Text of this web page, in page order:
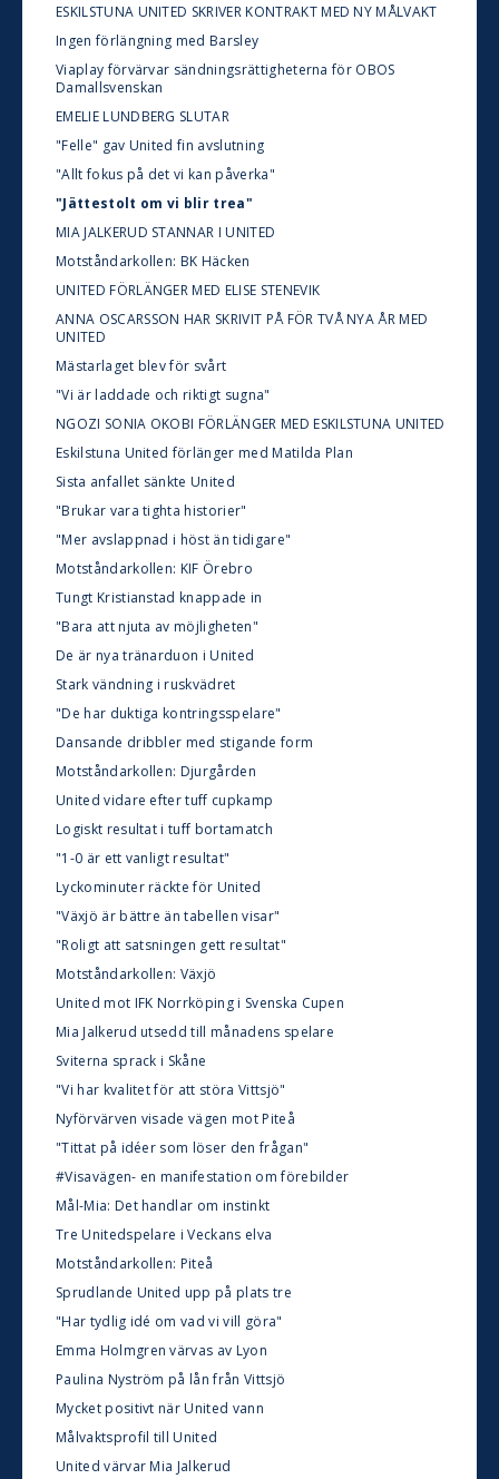
ESKILSTUNA UNITED SKRIVER KONTRAKT MED NY MÅLVAKT
Ingen förlängning med Barsley
Viaplay förvärvar sändningsrättigheterna för OBOS
Damallsvenskan
EMELIE LUNDBERG SLUTAR
"Felle" gav United fin avslutning
"Allt fokus på det vi kan påverka"
"Jättestolt om vi blir trea"
MIA JALKERUD STANNAR I UNITED
Motståndarkollen: BK Häcken
UNITED FÖRLÄNGER MED ELISE STENEVIK
ANNA OSCARSSON HAR SKRIVIT PÅ FÖR TVÅ NYA ÅR MED
UNITED
Mästarlaget blev för svårt
"Vi är laddade och riktigt sugna"
NGOZI SONIA OKOBI FÖRLÄNGER MED ESKILSTUNA UNITED
Eskilstuna United förlänger med Matilda Plan
Sista anfallet sänkte United
"Brukar vara tighta historier"
"Mer avslappnad i höst än tidigare"
Motståndarkollen: KIF Örebro
Tungt Kristianstad knappade in
"Bara att njuta av möjligheten"
De är nya tränarduon i United
Stark vändning i ruskvädret
"De har duktiga kontringsspelare"
Dansande dribbler med stigande form
Motståndarkollen: Djurgården
United vidare efter tuff cupkamp
Logiskt resultat i tuff bortamatch
"1-0 är ett vanligt resultat"
Lyckominuter räckte för United
"Växjö är bättre än tabellen visar"
"Roligt att satsningen gett resultat"
Motståndarkollen: Växjö
United mot IFK Norrköping i Svenska Cupen
Mia Jalkerud utsedd till månadens spelare
Sviterna sprack i Skåne
"Vi har kvalitet för att störa Vittsjö"
Nyförvärven visade vägen mot Piteå
"Tittat på idéer som löser den frågan"
#Visavägen- en manifestation om förebilder
Mål-Mia: Det handlar om instinkt
Tre Unitedspelare i Veckans elva
Motståndarkollen: Piteå
Sprudlande United upp på plats tre
"Har tydlig idé om vad vi vill göra"
Emma Holmgren värvas av Lyon
Paulina Nyström på lån från Vittsjö
Mycket positivt när United vann
Målvaktsprofil till United
United värvar Mia Jalkerud